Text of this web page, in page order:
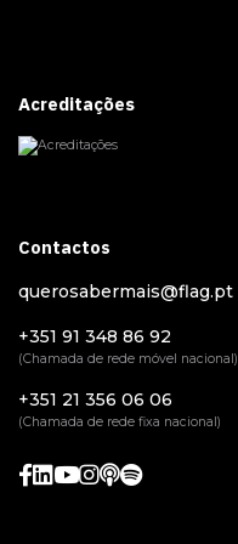
Acreditações
Contactos
querosabermais@flag.pt
+351 91 348 86 92
(Chamada de rede móvel nacional)
+351 21 356 06 06
(Chamada de rede fixa nacional)